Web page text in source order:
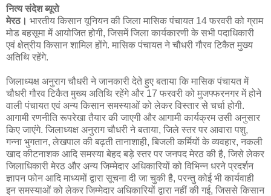
नित्य संदेश ब्यूरो
मेरठ। भारतीय किसान यूनियन की जिला मासिक पंचायत 14 फरवरी को ग्राम
मोड बहसूमा में आयोजित होगी, जिसमें जिला कार्यकारणी के सभी पदाधिकारी
एवं क्षेत्रीय किसान शामिल होंगे. मासिक पंचायत ने चौधरी गौरव टिकैत मुख्य
अतिथि रहेंगे.
जिलाध्यक्ष अनुराग चौधरी ने जानकारी देते हुए बताया कि मासिक पंचायत में
चौधरी गौरव टिकैत मुख्य अतिथि रहेंगे और 17 फरवरी को मुजफ्फरनगर में होने
वाली पंचायत एवं अन्य किसान समस्याओं को लेकर विस्तार से चर्चा होगी.
आगामी रणनीति रूपरेखा तैयार की जाएगी और आगामी कार्यक्रम उसी अनुसार
किए जाएंगे. जिलाध्यक्ष अनुराग चौधरी ने बताया, जिले स्तर पर आवारा पशु,
गन्ना भुगतान, लेखपाल की बढ़ती तानाशाही, बिजली कर्मियों के व्यवहार, नकली
खाद कीटनाशक आदि समस्या बेहद बड़े स्तर पर जनपद मेरठ की है, जिसे लेकर
जिलाधिकारी मेरठ और अन्य जिम्मेदार अधिकारियों को विभिन्न धरने प्रदर्शन
ज्ञापन फोन आदि माध्यमों द्वारा सूचना दी जा चुकी है, परन्तु कोई भी कार्यवाही
इन समस्याओं को लेकर जिम्मेदार अधिकारियों द्वारा नहीं की गई, जिससे किसान